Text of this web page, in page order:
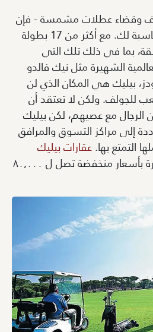
وقضاء عطلات مشمسة - فإن
بيليك هي المنطقة المناسبة لك. مع أكثر من 17 بطولة
بما في ذلك تلك التي
الشهيرة مثل نيك فالدو
بيليك هي المكان الذي لن
للجولف. ولكن لا تعتقد أن
مع عصيهم، لكن بيليك
إلى مراكز التسوق والمرافق
التمتع بها.عقارات بيليك
أسعارها معقولة ومتوفرة بأسعار منخفضة تصل ل ٨٠٫٠٠٠